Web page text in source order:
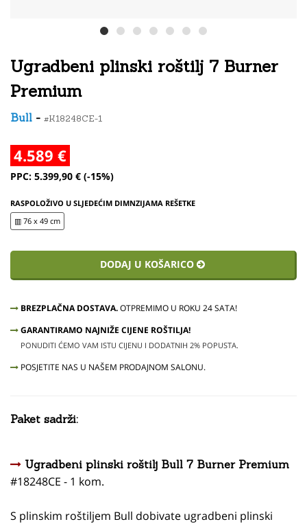
Ugradbeni plinski roštilj 7 Burner
Premium
Bull - #K18248CE-1
4.589 €
PPC: 5.399,90 € (-15%)
RASPOLOŽIVO U SLJEDEĆIM DIMNZIJAMA REŠETKE
▥ 76 x 49 cm
DODAJ U KOŠARICO
BREZPLAČNA DOSTAVA.OTPREMIMO U ROKU 24 SATA!
GARANTIRAMO NAJNIŽE CIJENE ROŠTILJA!
PONUDITI ĆEMO VAM ISTU CIJENU I DODATNIH 2% POPUSTA.
POSJETITE NAS U NAŠEM PRODAJNOM SALONU.
Paket sadrži:
Ugradbeni plinski roštilj Bull 7 Burner Premium
#18248CE - 1 kom.
S plinskim roštiljem Bull dobivate ugradbeni plinski